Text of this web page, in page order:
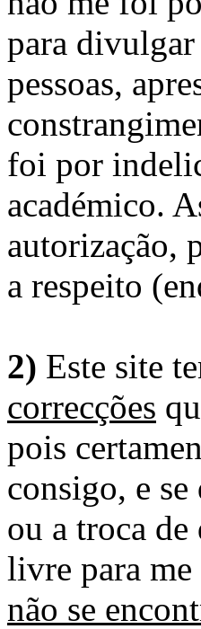
para divulgar
pessoas,
foi por
académico.
autorização,
a respeito
2) Este site
correcções
pois
consigo, e
ou a troca
livre para
não se